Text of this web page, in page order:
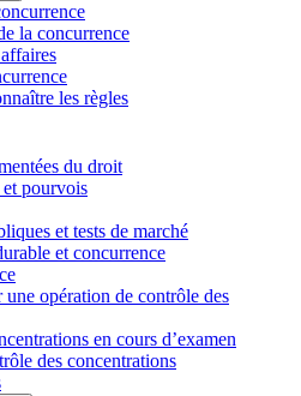
la concurrence
les règles
du droit
pourvois
et tests de marché
et concurrence
opération de contrôle des
en cours d’examen
des concentrations